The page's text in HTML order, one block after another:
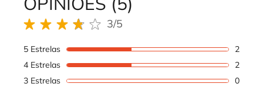
3 out of 5 stars. 3/5
5 Estrelas 2
4 Estrelas
2
3 Estrelas
0